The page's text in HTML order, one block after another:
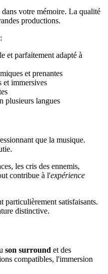
votre mémoire. La qualité
productions.
et parfaitement adapté à
et prenantes
et immersives
plusieurs langues
que la musique.
les cris des ennemis,
contribue à l'expérience
particulièrement satisfaisants.
distinctive.
son surround et des
compatibles, l'immersion